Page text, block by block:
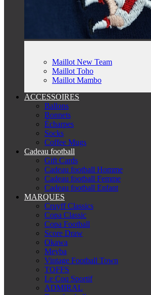
Maillot New Team
Maillot Toho
Maillot Mambo
ACCESSOIRES
Ballons
Bonnets
Écharpes
Socks
Coffee Mugs
Cadeau football
Gift Cards
Cadeau football Homme
Cadeau football Femme
Cadeau football Enfant
MARQUES
Cruyff Classics
Copa Classic
Copa Football
Score Draw
Okawa
Meyba
Vintage Football Town
TOFFS
Le Coq Sportif
ADMIRAL